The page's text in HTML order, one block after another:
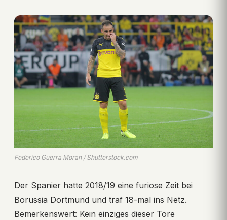
Federico Guerra Moran / Shutterstock.com
Der Spanier hatte 2018/19 eine furiose Zeit bei
Borussia Dortmund und traf 18-mal ins Netz.
Bemerkenswert: Kein einziges dieser Tore